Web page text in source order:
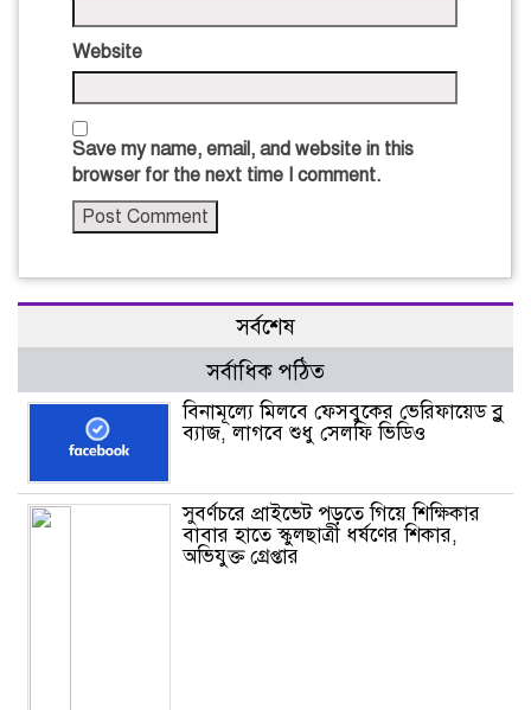
Website
Save my name, email, and website in this
browser for the next time I comment.
সর্বশেষ
সর্বাধিক পঠিত
বিনামূল্যে মিলবে ফেসবুকের ভেরিফায়েড ব্লু
ব্যাজ, লাগবে শুধু সেলফি ভিডিও
সুবর্ণচরে প্রাইভেট পড়তে গিয়ে শিক্ষিকার
বাবার হাতে স্কুলছাত্রী ধর্ষণের শিকার,
অভিযুক্ত গ্রেপ্তার